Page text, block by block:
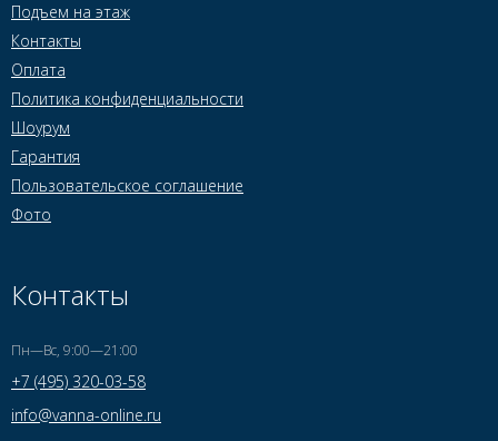
Подъем на этаж
Контакты
Оплата
Политика конфиденциальности
Шоурум
Гарантия
Пользовательское соглашение
Фото
Контакты
Пн—Вс, 9:00—21:00
+7 (495) 320-03-58
info@vanna-online.ru